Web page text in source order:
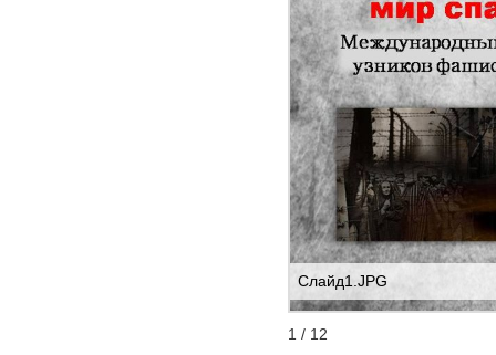
Слайд1.JPG
1 / 12
StartStop